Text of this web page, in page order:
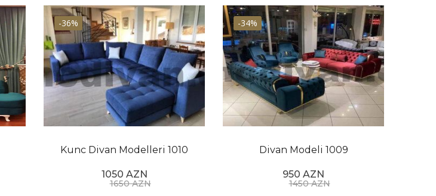
-36%
Kunc Divan Modelleri 1010
1050 AZN
1650 AZN
-34%
Divan Modeli 1009
950 AZN
1450 AZN